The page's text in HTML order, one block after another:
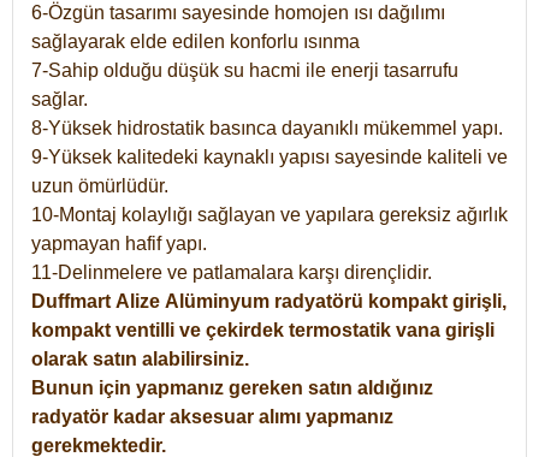
6-Özgün tasarımı sayesinde homojen ısı dağılımı
sağlayarak elde edilen konforlu ısınma
7-Sahip olduğu düşük su hacmi ile enerji tasarrufu
sağlar.
8-Yüksek hidrostatik basınca dayanıklı mükemmel yapı.
9-Yüksek kalitedeki kaynaklı yapısı sayesinde kaliteli ve
uzun ömürlüdür.
10-Montaj kolaylığı sağlayan ve yapılara gereksiz ağırlık
yapmayan hafif yapı.
11-Delinmelere ve patlamalara karşı dirençlidir.
Duffmart Alize Alüminyum radyatörü kompakt girişli,
kompakt ventilli ve çekirdek termostatik vana girişli
olarak satın alabilirsiniz.
Bunun için yapmanız gereken satın aldığınız
radyatör kadar aksesuar alımı yapmanız
gerekmektedir.